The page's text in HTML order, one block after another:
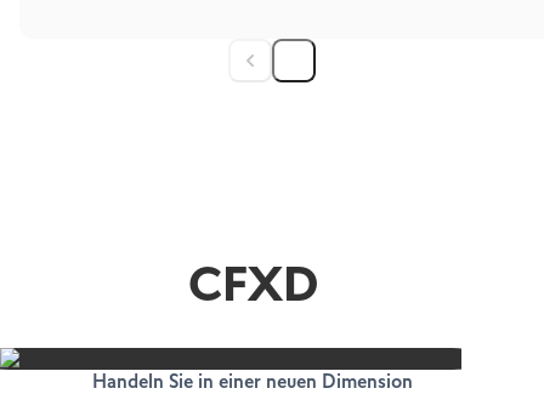
CFXD
Handeln Sie in einer neuen Dimension